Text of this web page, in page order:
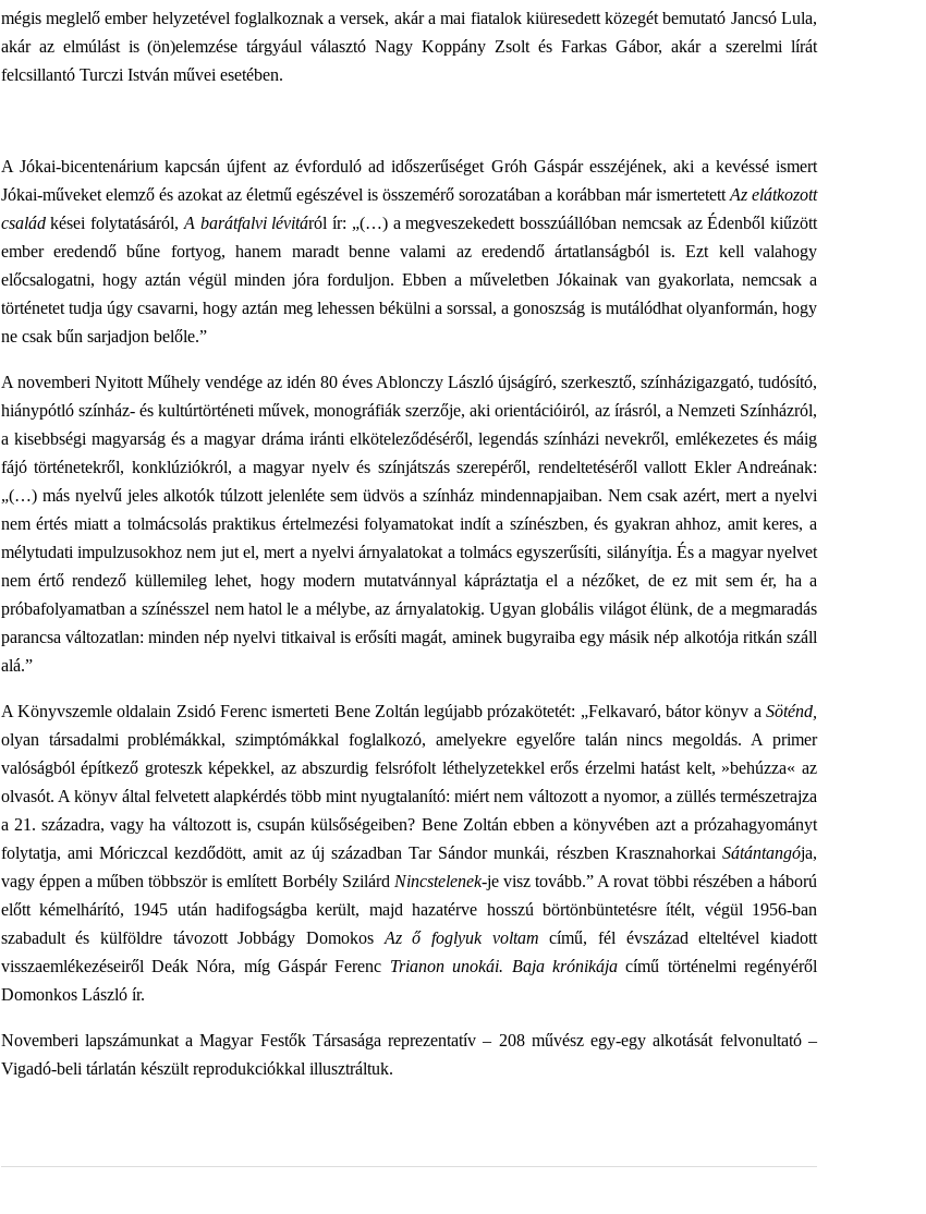
mégis meglelő ember helyzetével foglalkoznak a versek, akár a mai fiatalok kiüresedett közegét bemutató Jancsó Lula,
akár az elmúlást is (ön)elemzése tárgyául választó Nagy Koppány Zsolt és Farkas Gábor, akár a szerelmi lírát
felcsillantó Turczi István művei esetében.
A Jókai-bicentenárium kapcsán újfent az évforduló ad időszerűséget Gróh Gáspár esszéjének, aki a kevéssé ismert
Jókai-műveket elemző és azokat az életmű egészével is összemérő sorozatában a korábban már ismertetett Az elátkozott
családkései folytatásáról, A barátfalvi lévitáról ír: „(…) a megveszekedett bosszúállóban nemcsak az Édenből kiűzött
ember eredendő bűne fortyog, hanem maradt benne valami az eredendő ártatlanságból is. Ezt kell valahogy
előcsalogatni, hogy aztán végül minden jóra forduljon. Ebben a műveletben Jókainak van gyakorlata, nemcsak a
történetet tudja úgy csavarni, hogy aztán meg lehessen békülni a sorssal, a gonoszság is mutálódhat olyanformán, hogy
ne csak bűn sarjadjon belőle.”
A novemberi Nyitott Műhely vendége az idén 80 éves Ablonczy László újságíró, szerkesztő, színházigazgató, tudósító,
hiánypótló színház- és kultúrtörténeti művek, monográfiák szerzője, aki orientációiról, az írásról, a Nemzeti Színházról,
a kisebbségi magyarság és a magyar dráma iránti elköteleződéséről, legendás színházi nevekről, emlékezetes és máig
fájó történetekről, konklúziókról, a magyar nyelv és színjátszás szerepéről, rendeltetéséről vallott Ekler Andreának:
„(…) más nyelvű jeles alkotók túlzott jelenléte sem üdvös a színház mindennapjaiban. Nem csak azért, mert a nyelvi
nem értés miatt a tolmácsolás praktikus értelmezési folyamatokat indít a színészben, és gyakran ahhoz, amit keres, a
mélytudati impulzusokhoz nem jut el, mert a nyelvi árnyalatokat a tolmács egyszerűsíti, silányítja. És a magyar nyelvet
nem értő rendező küllemileg lehet, hogy modern mutatvánnyal kápráztatja el a nézőket, de ez mit sem ér, ha a
próbafolyamatban a színésszel nem hatol le a mélybe, az árnyalatokig. Ugyan globális világot élünk, de a megmaradás
parancsa változatlan: minden nép nyelvi titkaival is erősíti magát, aminek bugyraiba egy másik nép alkotója ritkán száll
alá.”
A Könyvszemle oldalain Zsidó Ferenc ismerteti Bene Zoltán legújabb prózakötetét: „Felkavaró, bátor könyv a Söténd,
olyan társadalmi problémákkal, szimptómákkal foglalkozó, amelyekre egyelőre talán nincs megoldás. A primer
valóságból építkező groteszk képekkel, az abszurdig felsrófolt léthelyzetekkel erős érzelmi hatást kelt, »behúzza« az
olvasót. A könyv által felvetett alapkérdés több mint nyugtalanító: miért nem változott a nyomor, a züllés természetrajza
a 21. századra, vagy ha változott is, csupán külsőségeiben? Bene Zoltán ebben a könyvében azt a prózahagyományt
folytatja, ami Móriczcal kezdődött, amit az új században Tar Sándor munkái, részben Krasznahorkai Sátántangója,
vagy éppen a műben többször is említett Borbély Szilárd Nincstelenek-je visz tovább.” A rovat többi részében a háború
előtt kémelhárító, 1945 után hadifogságba került, majd hazatérve hosszú börtönbüntetésre ítélt, végül 1956-ban
szabadult és külföldre távozott Jobbágy Domokos Az ő foglyuk voltam című, fél évszázad elteltével kiadott
visszaemlékezéseiről Deák Nóra, míg Gáspár Ferenc Trianon unokái. Baja krónikájacímű történelmi regényéről
Domonkos László ír.
Novemberi lapszámunkat a Magyar Festők Társasága reprezentatív – 208 művész egy-egy alkotását felvonultató –
Vigadó-beli tárlatán készült reprodukciókkal illusztráltuk.